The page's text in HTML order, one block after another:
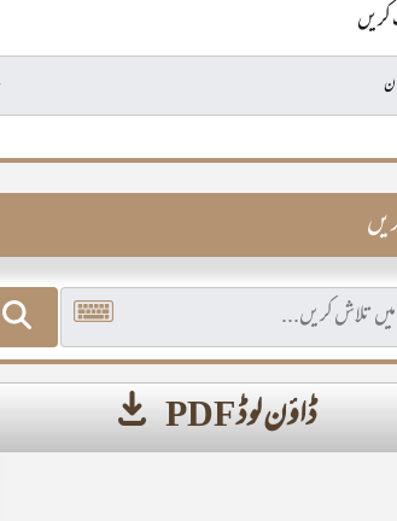
کریں
ڈاؤن لوڈ PDF